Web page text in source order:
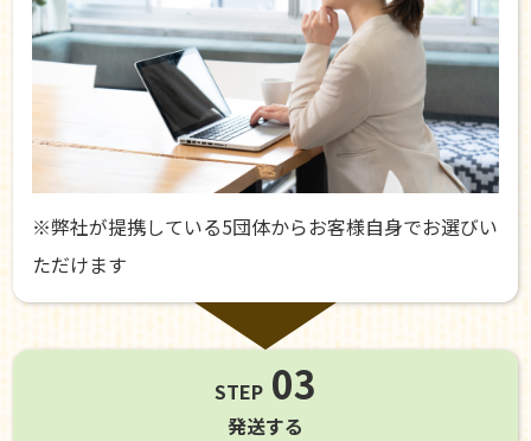
※弊社が提携している5団体からお客様自身でお選びい
ただけます
STEP 03
発送する